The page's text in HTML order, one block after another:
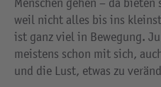
weil nicht alles bis ins
ist ganz viel in Bewegung.
meistens schon mit sich,
und die Lust, etwas zu